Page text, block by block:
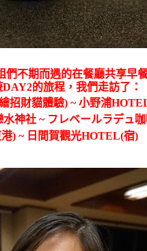
們不期而遇的在餐廳共享早餐
的旅程，我們走訪了：
招財貓體驗) ~ 小野浦
神社 ~ フレベールラデュ
港) ~ 日間賀觀光HOTEL(宿)